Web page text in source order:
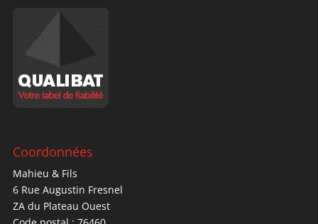
Coordonnées
Mahieu & Fils
6 Rue Augustin Fresnel
ZA du Plateau Ouest